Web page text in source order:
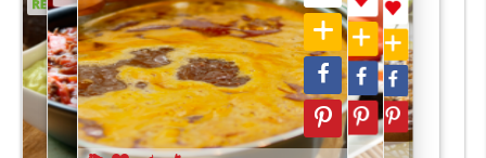
RECEPT RECEPT